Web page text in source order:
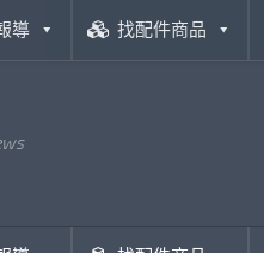
導 找配件商品